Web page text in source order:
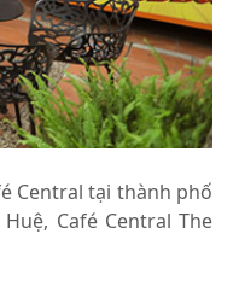
Central tại thành phố
Café Central The